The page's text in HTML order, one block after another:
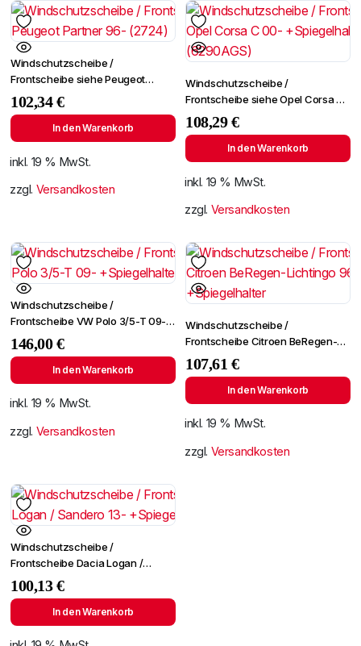
Windschutzscheibe /
Frontscheibe siehe Peugeot
Partner 96- (2724)
102,34€
In den Warenkorb
inkl. 19 % MwSt.
zzgl. Versandkosten
Windschutzscheibe /
Frontscheibe siehe Opel Corsa C
00- +Spiegelhalter (6290AGS)
108,29€
In den Warenkorb
inkl. 19 % MwSt.
zzgl. Versandkosten
Windschutzscheibe /
Frontscheibe VW Polo 3/5-T 09-
+Spiegelhalter
146,00€
In den Warenkorb
inkl. 19 % MwSt.
zzgl. Versandkosten
Windschutzscheibe /
Frontscheibe Citroen BeRegen-
Lichtingo 96- +Spiegelhalter
107,61€
In den Warenkorb
inkl. 19 % MwSt.
zzgl. Versandkosten
Windschutzscheibe /
Frontscheibe Dacia Logan /
Sandero 13- +Spiegelhalter
100,13€
In den Warenkorb